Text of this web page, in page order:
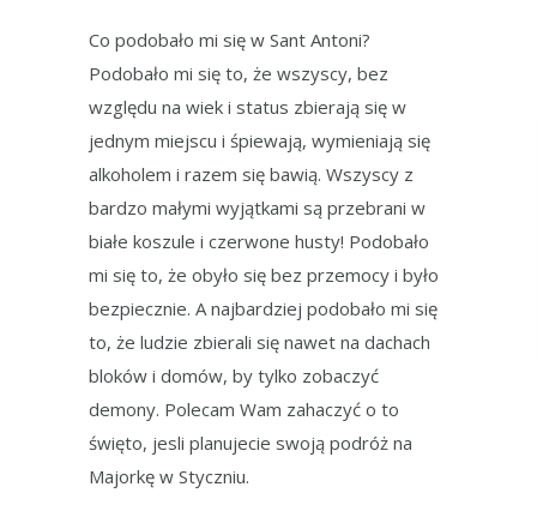
Co podobało mi się w Sant Antoni?
Podobało mi się to, że wszyscy, bez
względu na wiek i status zbierają się w
jednym miejscu i śpiewają, wymieniają się
alkoholem i razem się bawią. Wszyscy z
bardzo małymi wyjątkami są przebrani w
białe koszule i czerwone husty! Podobało
mi się to, że obyło się bez przemocy i było
bezpiecznie. A najbardziej podobało mi się
to, że ludzie zbierali się nawet na dachach
bloków i domów, by tylko zobaczyć
demony. Polecam Wam zahaczyć o to
święto, jesli planujecie swoją podróż na
Majorkę w Styczniu.